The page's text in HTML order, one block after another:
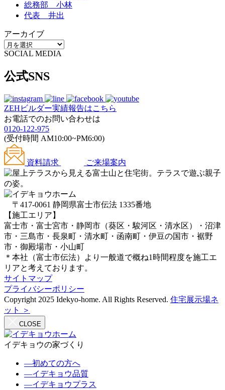
総務部 小林
代表 井出
アーカイブ
SOCIAL MEDIA
公式SNS
ZEHビルダー実績報告はこちら
お電話でのお問い合わせは
0120-122-975
(受付時間 AM10:00~PM6:00)
資料請求 ご来場案内
〒417-0061 静岡県富士市伝法 1335番地
【施工エリア】
富士市・富士宮市・静岡市（葵区・駿河区・清水区）・沼津
市・三島市・長泉町・清水町・函南町・伊豆の国市・裾野
市・御殿場市・小山町
＊本社（富士市伝法）より一般道で概ね1時間程度を施工エ
リアと考えております。
サイトマップ
プライバシーポリシー
Copyright 2025 Idekyo-home. All Rights Reserved. 住宅展示場ネ
ット ＞
CLOSE
イデキョウの家づくり
―初めての方へ
―イデキョウ品質
―イデキョウプラス